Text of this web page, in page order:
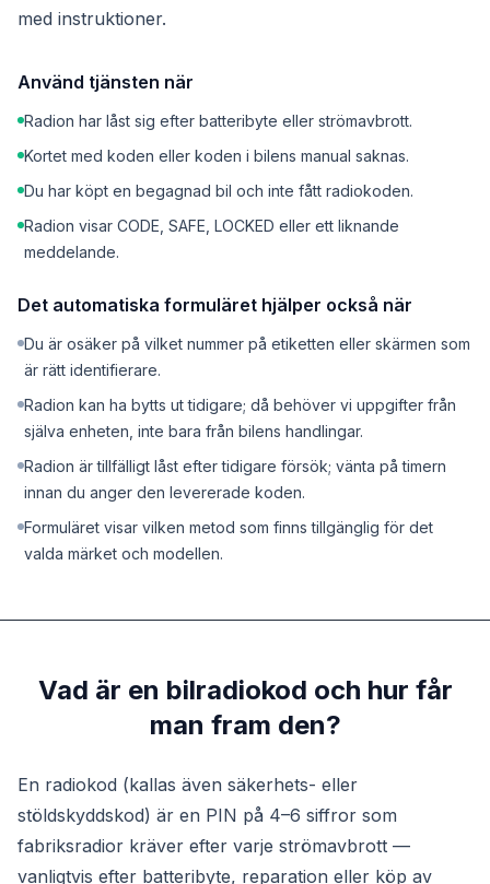
med instruktioner.
Använd tjänsten när
Radion har låst sig efter batteribyte eller strömavbrott.
Kortet med koden eller koden i bilens manual saknas.
Du har köpt en begagnad bil och inte fått radiokoden.
Radion visar CODE, SAFE, LOCKED eller ett liknande
meddelande.
Det automatiska formuläret hjälper också när
Du är osäker på vilket nummer på etiketten eller skärmen som
är rätt identifierare.
Radion kan ha bytts ut tidigare; då behöver vi uppgifter från
själva enheten, inte bara från bilens handlingar.
Radion är tillfälligt låst efter tidigare försök; vänta på timern
innan du anger den levererade koden.
Formuläret visar vilken metod som finns tillgänglig för det
valda märket och modellen.
Vad är en bilradiokod och hur får
man fram den?
En radiokod (kallas även säkerhets- eller
stöldskyddskod) är en PIN på 4–6 siffror som
fabriksradior kräver efter varje strömavbrott —
vanligtvis efter batteribyte, reparation eller köp av